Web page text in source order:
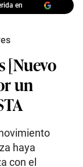
en
[Nuevo
un
haya
con el